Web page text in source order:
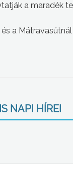
a maradék
a
NAPI HÍREI